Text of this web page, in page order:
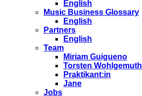
English
Music Business Glossary
English
Partners
English
Team
Miriam Guigueno
Torsten Wohlgemuth
Praktikant:in
Jane
Jobs